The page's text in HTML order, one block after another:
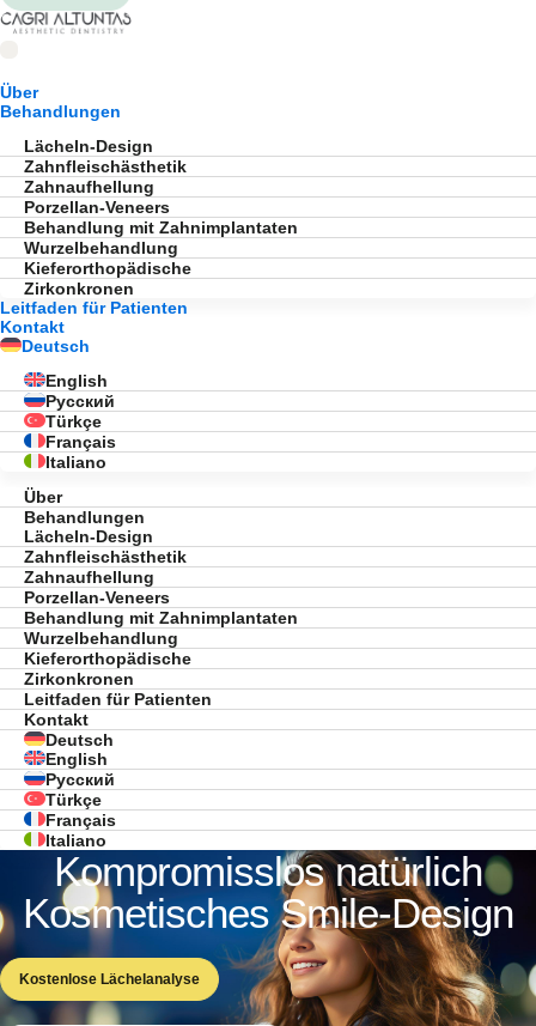
Über
Behandlungen
Lächeln-Design
Zahnfleischästhetik
Zahnaufhellung
Porzellan-Veneers
Behandlung mit Zahnimplantaten
Wurzelbehandlung
Kieferorthopädische
Zirkonkronen
Leitfaden für Patienten
Kontakt
Deutsch
English
Русский
Türkçe
Français
Italiano
Über
Behandlungen
Lächeln-Design
Zahnfleischästhetik
Zahnaufhellung
Porzellan-Veneers
Behandlung mit Zahnimplantaten
Wurzelbehandlung
Kieferorthopädische
Zirkonkronen
Leitfaden für Patienten
Kontakt
Deutsch
English
Русский
Türkçe
Français
Italiano
Kompromisslos natürlich
Kosmetisches Smile-Design
Kostenlose Lächelanalyse